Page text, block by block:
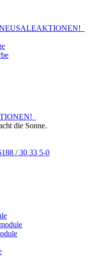
SALEAKTIONEN!
die Sonne.
/ 30 33 5-0